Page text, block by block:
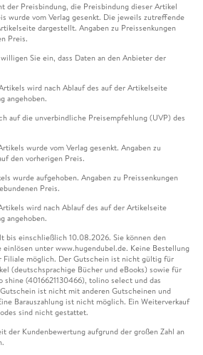
der Preisbindung, die Preisbindung dieser Artikel
wurde vom Verlag gesenkt. Die jeweils zutreffende
dargestellt. Angaben zu Preissenkungen
Preis.
Sie ein, dass Daten an den Anbieter der
wird nach Ablauf des auf der Artikelseite
angehoben.
auf die unverbindliche Preisempfehlung (UVP) des
wurde vom Verlag gesenkt. Angaben zu
den vorherigen Preis.
wurde aufgehoben. Angaben zu Preissenkungen
Preis.
wird nach Ablauf des auf der Artikelseite
angehoben.
bis einschließlich 10.08.2026. Sie können den
unter www.hugendubel.de. Keine Bestellung
Filiale möglich. Der Gutschein ist nicht gültig für
(deutschsprachige Bücher und eBooks) sowie für
shine (4016621130466), tolino select und das
ist nicht mit anderen Gutscheinen und
Barauszahlung ist nicht möglich. Ein Weiterverkauf
sind nicht gestattet.
der Kundenbewertung aufgrund der großen Zahl an